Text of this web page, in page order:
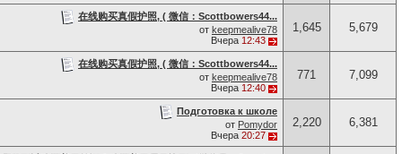
在线购买真假护照, ( 微信：Scottbowers44...
от keepmealive78
Вчера 12:43
1,645 5,679
在线购买真假护照, ( 微信：Scottbowers44...
от keepmealive78
Вчера 12:40
771 7,099
Подготовка к школе
от Pomydor
Вчера 20:27
2,220 6,381